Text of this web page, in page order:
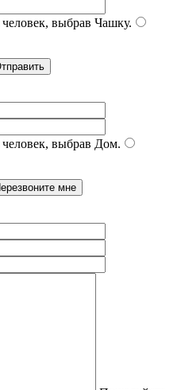
выбрав Чашку.
выбрав Дом.